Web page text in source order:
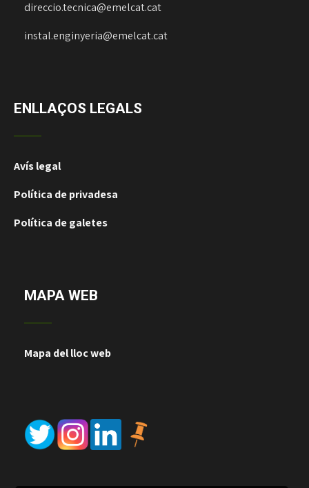
direccio.tecnica@emelcat.cat
instal.enginyeria@emelcat.cat
ENLLAÇOS LEGALS
Avís legal
Política de privadesa
Política de galetes
MAPA WEB
Mapa del lloc web